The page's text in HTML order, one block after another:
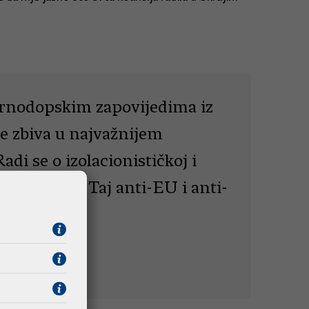
zapovijedima iz
zbiva u najvažnijem
se o izolacionističkoj i
interese. Taj anti-EU i anti-